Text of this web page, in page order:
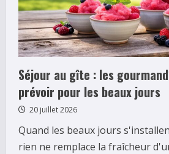
Séjour au gîte : les
prévoir pour les beaux jours
20 juillet 2026
Quand les beaux jours
rien ne remplace la fraîcheur